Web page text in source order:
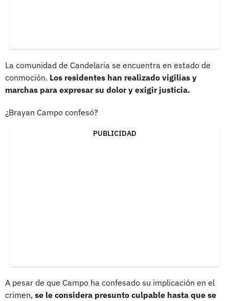
La comunidad de Candelaria se encuentra en estado de
conmoción. Los residentes han realizado vigilias y
marchas para expresar su dolor y exigir justicia.
¿Brayan Campo confesó?
PUBLICIDAD
A pesar de que Campo ha confesado su implicación en el
crimen, se le considera presunto culpable hasta que se